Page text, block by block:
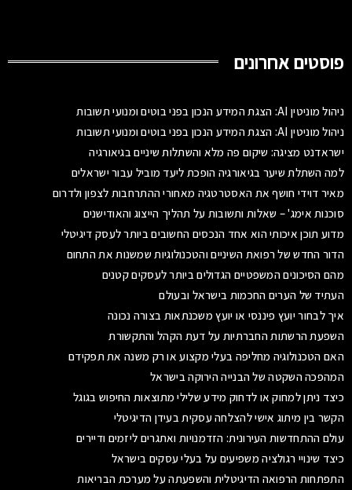
פוסטים אחרונים
ניהול מוניטין AI: הצגת המידע הנכון בפני בוטים ומנועי תשובות
ניהול מוניטין AI: הצגת המידע הנכון בפני בוטים ומנועי תשובות
ישראדנט מציגה: שיקום פה מלא והשתלות שיניים בגיאורגיה
למה השתלת שיער בגיאורגיה הופכת ליעד מוביל עבור ישראלים
מאיר דוידי חושף את האסטרטגיה מאחורי ההתרחבות לצפון ולדרום
סוכנות אימג' – שאלות ותשובות על תהליך הייצוג והאודישנים
מדוע תוכן איכותי הוא אחד הנכסים החשובים ביותר לעסק דיגיטלי
הדור החדש של רפואת השיניים והטכנולוגיות שמשנות את התחום
מהם הסיכונים המשפטיים הגדולים ביותר לעסקים קטנים
העתיד של הערים החכמות בישראל ובעולם
איך לבחור יועץ פיננסי או יועץ משכנתאות בצורה נכונה
השפעת הרשתות החברתיות על דעת הקהל והתקשורת
האם הטכנולוגיה מחליפה בעלי מקצוע או רק משנה את תפקידם
המהפכה השקטה של הבנייה הירוקה בישראל
כיצד ניתן למחוק או לדחוק מידע שלילי מתוצאות החיפוש בגוגל
הקשר בין מיתוג אישי להצלחה עסקית בעידן הדיגיטלי
עולם ההתחדשות העירונית: הזדמנויות ואתגרים ליזמים ודיירים
כיצד שינויי רגולציה משפיעים על בעלי עסקים בישראל
התפתחות הרפואה הדיגיטלית והשפעתה על מערכת הבריאות